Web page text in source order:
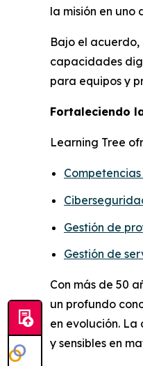
la misión en uno
Bajo el
capacidades
para equipos y
Fortaleciendo
Learning Tree
Gestión de
Gestión de
Con más de 50
un profundo
en evolución.
y sensibles en